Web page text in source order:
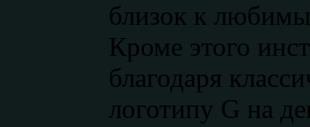
близок к
Кроме этого
благодаря
логотипу G на